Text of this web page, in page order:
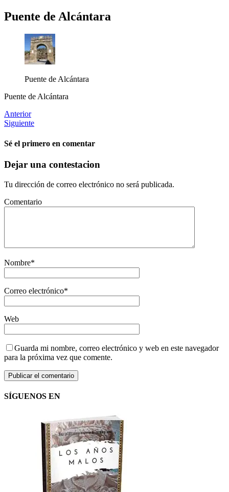
Puente de Alcántara
Puente de Alcántara
Puente de Alcántara
Anterior
Siguiente
Sé el primero en comentar
Dejar una contestacion
Tu dirección de correo electrónico no será publicada.
Comentario
Nombre*
Correo electrónico*
Web
Guarda mi nombre, correo electrónico y web en este navegador
para la próxima vez que comente.
SÍGUENOS EN